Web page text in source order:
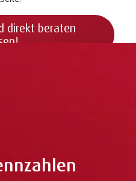
direkt beraten